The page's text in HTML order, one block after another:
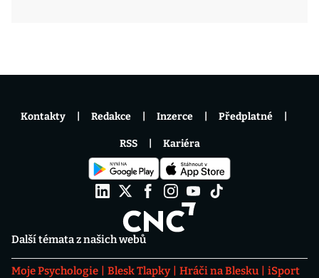
Další témata z našich webů
Moje Psychologie Blesk Tlapky Hráči na Blesku
iSport
Kontakty Redakce Inzerce Předplatné
RSS Kariéra